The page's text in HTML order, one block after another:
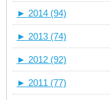
► 2014 (94)
► 2013 (74)
► 2012 (92)
► 2011 (77)